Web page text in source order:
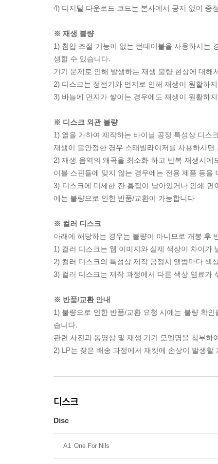
4) 디지털 다운로드 코드는 본사에서 공지 없이 증
※ 재생 불량
1) 침압 조절 기능이 없는 턴테이블을 사용하시는
생할 수 있습니다.
기기 문제로 인해 발생하는 재생 불량 현상에 대
2) 디스크는 정전기와 먼지로 인해 재생이 원활하
3) 바늘에 먼지가 쌓이는 경우에도 재생이 원활하
※ 디스크 외관 불량
1) 열을 가하여 제작하는 바이닐 공정 특성상 디스
재생이 불안정한 경우 스태빌라이저를 사용하시
2) 재생 음역의 왜곡을 최소화 하고 반복 재생시
이블 스핀들에 맞지 않는 경우에는 전용 제품 등
3) 디스크에 미세한 잔 흠집이 남아있거나 인쇄
에는 불량으로 인한 반품/교환이 가능합니다
※ 컬러 디스크
아래에 해당하는 경우는 불량이 아니므로 개봉 후
1) 컬러 디스크는 웹 이미지와 실제 색상이 차이가
2) 컬러 디스크의 특성상 제작 공정시 앨범마다 색
3) 컬러 디스크는 제작 과정에서 다른 색상 염료가
※ 반품/교환 안내
1) 불량으로 인한 반품/교환 요청 시에는 불량 확
습니다.
관련 사진과 동영상 및 재생 기기 모델명을 첨부하
2) LP는 잦은 배송 과정에서 재킷에 손상이 발생
디스크
Disc
A1 One For Nils